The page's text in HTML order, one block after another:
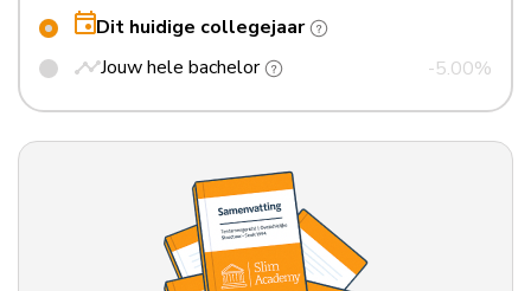
Dit huidige collegejaar
Jouw hele bachelor
-5.00%